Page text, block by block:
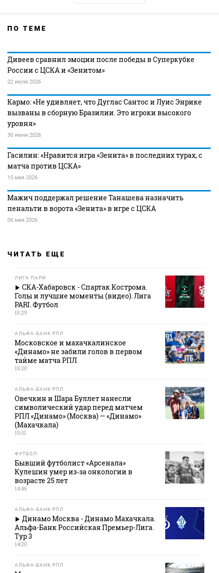
ПО ТЕМЕ
Дивеев сравнил эмоции после победы в Суперкубке
России с ЦСКА и «Зенитом»
22 июля 2026
Кармо: «Не удивляет, что Дуглас Сантос и Луис Энрике
вызваны в сборную Бразилии. Это игроки высокого
уровня»
30 июня 2026
Гасилин: «Нравится игра «Зенита» в последних турах, с
матча против ЦСКА»
15 мая 2026
Мажич поддержал решение Танашева назначить
пенальти в ворота «Зенита» в игре с ЦСКА
06 мая 2026
ЧИТАТЬ ЕЩЕ
ЛИГА ПАРИ
СКА-Хабаровск - Спартак Кострома.
Голы и лучшие моменты (видео). Лига
PARI. Футбол
15:29
АЛЬФА-БАНК РПЛ
Московское и махачкалинское
«Динамо» не забили голов в первом
тайме матча РПЛ
15:20
АЛЬФА-БАНК РПЛ
Овечкин и Шара Буллет нанесли
символический удар перед матчем
РПЛ «Динамо» (Москва) — «Динамо»
(Махачкала)
15:01
ФУТБОЛ
Бывший футболист «Арсенала»
Кулешин умер из‑за онкологии в
возрасте 25 лет
14:46
АЛЬФА-БАНК РПЛ
Динамо Москва - Динамо Махачкала.
Альфа-Банк Российская Премьер-Лига.
Тур 3
14:20
АЛЬФА-БАНК РПЛ